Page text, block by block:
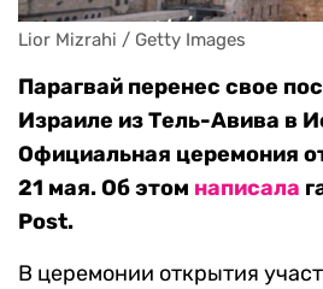
Lior Mizrahi / Getty Images
Парагвай перенес свое
Израиле из Тель-Авива в
Официальная церемония
21 мая. Об этом написала
Post.
В церемонии открытия